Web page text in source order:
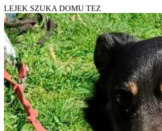
LEJEK SZUKA DOMU TEZ